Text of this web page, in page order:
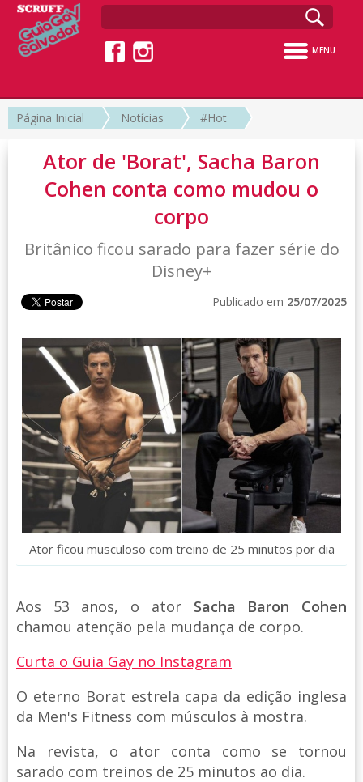
MENU
Página Inicial Notícias #Hot
Ator de 'Borat', Sacha Baron
Cohen conta como mudou o
corpo
Britânico ficou sarado para fazer série do
Disney+
Publicado em 25/07/2025
Ator ficou musculoso com treino de 25 minutos por dia
Aos 53 anos, o ator Sacha Baron Cohen
chamou atenção pela mudança de corpo.
Curta o Guia Gay no Instagram
O eterno Borat estrela capa da edição inglesa
da Men's Fitness com músculos à mostra.
Na revista, o ator conta como se tornou
sarado com treinos de 25 minutos ao dia.